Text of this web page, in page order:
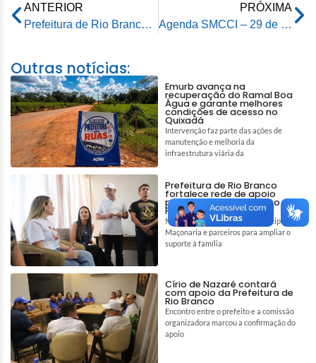
ANTERIOR
Prefeitura de Rio Branco avança nas obras do Mercado Elias Mansour com apoio de consultoria especializada
PRÓXIMA
Agenda SMCCI – 29 de maio de 2026
Outras notícias:
Emurb avança na
recuperação do Ramal Boa
Água e garante melhores
condições de acesso no
Quixadá
Intervenção faz parte das ações de
manutenção e melhoria da
infraestrutura viária da
Prefeitura de Rio Branco
fortalece rede de apoio
para auxiliar tratamento de
Pedro e Tiago
Mobilização reúne gestão municipal,
Maçonaria e parceiros para ampliar o
suporte à família
Círio de Nazaré contará
com apoio da Prefeitura de
Rio Branco
Encontro entre o prefeito e a comissão
organizadora marcou a confirmação do
apoio